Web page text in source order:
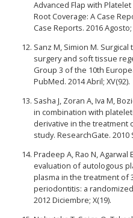
Advanced Flap with
Root Coverage: A Case
Case Reports. 2016 Agosto;
Sanz M, Simion M.
surgery and soft tissue
Group 3 of the 10th
PubMed. 2014 Abril; XV(92).
Sasha J, Zoran A, Iva M,
in combination with
derivative in the treatment
study. ResearchGate. 2010
Pradeep A, Rao N, Agarwal
evaluation of autologous
plasma in the treatment of
periodontitis: a
2012 Diciembre; X(19).